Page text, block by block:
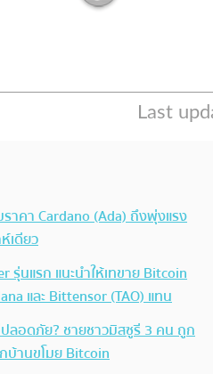
าคา Cardano (Ada) ถึงพุ่งแรง
เดียว
รุ่นแรก แนะนำให้เทขาย Bitcoin
และ Bittensor (TAO) แทน
ปลอดภัย? ชายชาวมิสซูรี 3 คน ถูก
านขโมย Bitcoin